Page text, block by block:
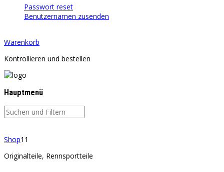
Passwort reset
Benutzernamen zusenden
Warenkorb
Kontrollieren und bestellen
Hauptmenü
Shop11
Originalteile, Rennsportteile